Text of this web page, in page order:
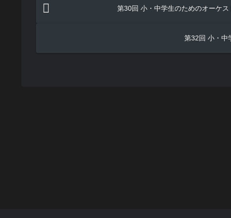
第30回 小・中学生のためのオーケス
第32回 小・中